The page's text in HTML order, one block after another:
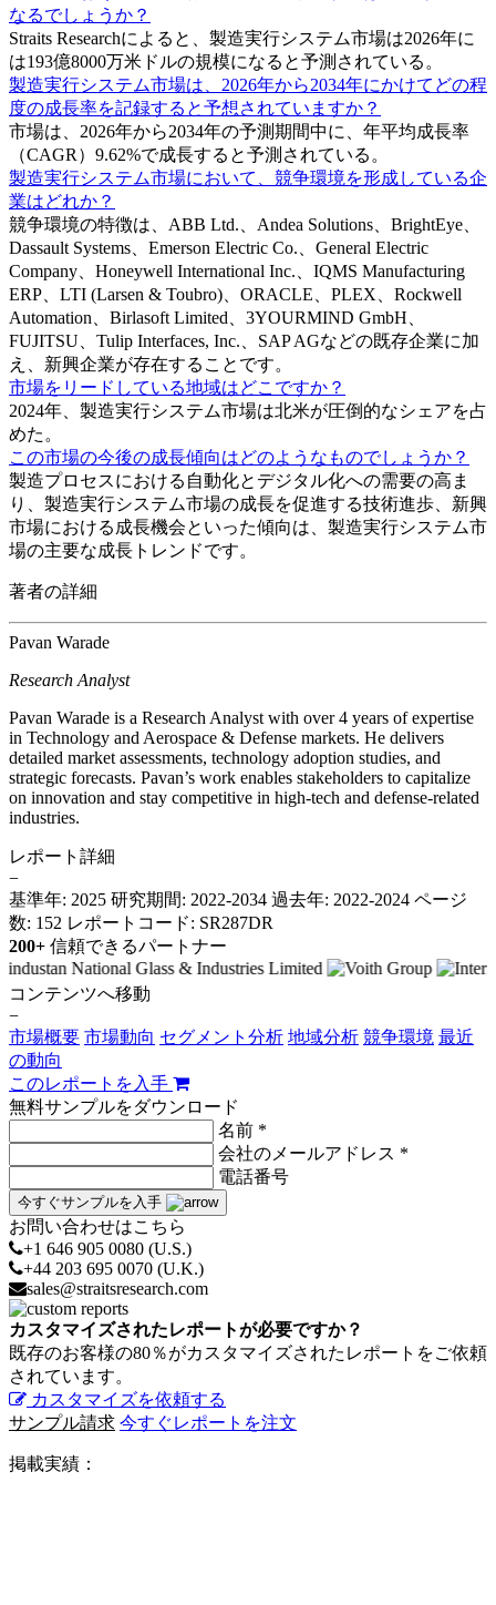
なるでしょうか？
Straits Researchによると、製造実行システム市場は2026年に
は193億8000万米ドルの規模になると予測されている。
製造実行システム市場は、2026年から2034年にかけてどの程
度の成長率を記録すると予想されていますか？
市場は、2026年から2034年の予測期間中に、年平均成長率
（CAGR）9.62%で成長すると予測されている。
製造実行システム市場において、競争環境を形成している企
業はどれか？
競争環境の特徴は、ABB Ltd.、Andea Solutions、BrightEye、
Dassault Systems、Emerson Electric Co.、General Electric
Company、Honeywell International Inc.、IQMS Manufacturing
ERP、LTI (Larsen & Toubro)、ORACLE、PLEX、Rockwell
Automation、Birlasoft Limited、3YOURMIND GmbH、
FUJITSU、Tulip Interfaces, Inc.、SAP AGなどの既存企業に加
え、新興企業が存在することです。
市場をリードしている地域はどこですか？
2024年、製造実行システム市場は北米が圧倒的なシェアを占
めた。
この市場の今後の成長傾向はどのようなものでしょうか？
製造プロセスにおける自動化とデジタル化への需要の高ま
り、製造実行システム市場の成長を促進する技術進歩、新興
市場における成長機会といった傾向は、製造実行システム市
場の主要な成長トレンドです。
著者の詳細
Pavan Warade
Research Analyst
Pavan Warade is a Research Analyst with over 4 years of expertise
in Technology and Aerospace & Defense markets. He delivers
detailed market assessments, technology adoption studies, and
strategic forecasts. Pavan’s work enables stakeholders to capitalize
on innovation and stay competitive in high-tech and defense-related
industries.
レポート詳細
−
基準年: 2025 研究期間: 2022-2034 過去年: 2022-2024 ページ
数: 152 レポートコード: SR287DR
200+ 信頼できるパートナー
コンテンツへ移動
−
市場概要 市場動向 セグメント分析 地域分析 競争環境 最近
の動向
このレポートを入手
無料サンプルをダウンロード
名前 *
会社のメールアドレス *
電話番号
今すぐサンプルを入手
お問い合わせはこちら
+1 646 905 0080 (U.S.)
+44 203 695 0070 (U.K.)
sales@straitsresearch.com
カスタマイズされたレポートが必要ですか？
既存のお客様の80％がカスタマイズされたレポートをご依頼
されています。
カスタマイズを依頼する
サンプル請求 今すぐレポートを注文
掲載実績：